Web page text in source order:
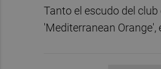
Tanto el escudo del
'Mediterranean